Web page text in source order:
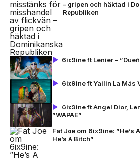
– gripen och häktad i
Republiken
6ix9ine ft Lenier –
6ix9ine ft Yailin La Más
6ix9ine ft Angel Dior,
”WAPAE”
Fat Joe om 6ix9ine: ”He’s
He’s A Bitch”